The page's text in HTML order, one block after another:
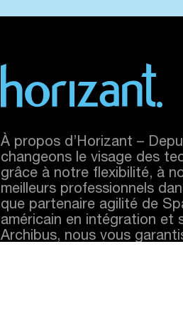
À propos d’Horizant –
changeons le visage des
grâce à notre flexibilité, à
meilleurs professionnels
que partenaire agilité de
américain en intégration et
Archibus, nous vous